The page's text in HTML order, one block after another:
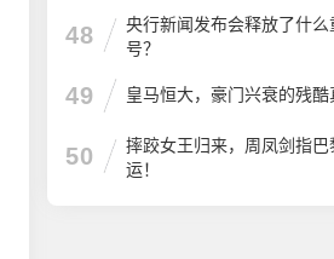
48
央行新闻发布会释放了什么
号？
49 皇马恒大，豪门兴衰的残酷
50
摔跤女王归来，周凤剑指巴
运！